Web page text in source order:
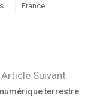
France
Article Suivant
terrestre